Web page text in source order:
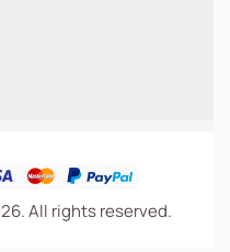
All rights reserved.